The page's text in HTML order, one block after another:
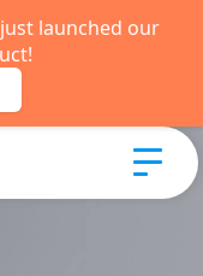
launched our